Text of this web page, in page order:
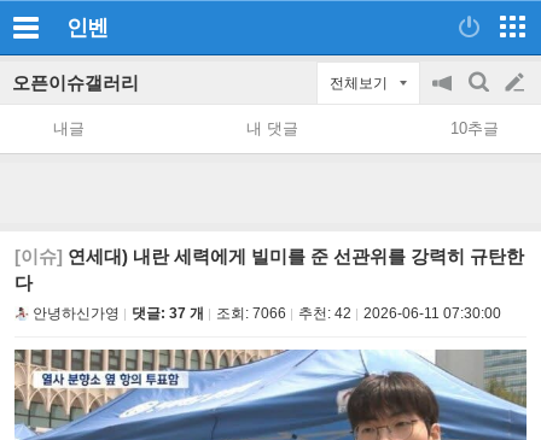
인벤
오픈이슈갤러리 전체보기
공
지
on/off
검
색
글
쓰
내글 내 댓글 10추글
[이슈] 연세대) 내란 세력에게 빌미를 준 선관위를 강력히 규탄한
다
안녕하신가영 댓글: 37 개 조회: 7066 추천: 42 2026-06-11 07:30:00